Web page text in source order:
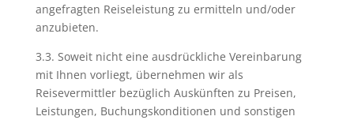
angefragten Reiseleistung zu ermitteln und/oder
anzubieten.
3.3. Soweit nicht eine ausdrückliche Vereinbarung
mit Ihnen vorliegt, übernehmen wir als
Reisevermittler bezüglich Auskünften zu Preisen,
Leistungen, Buchungskonditionen und sonstigen